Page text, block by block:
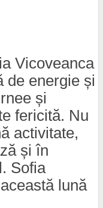
Vicoveanca
de energie și
și
fericită. Nu
activitate,
și în
Sofia
lună